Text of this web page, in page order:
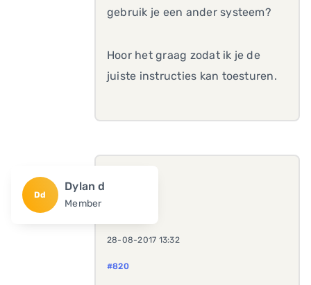
gebruik je een ander systeem?
Hoor het graag zodat ik je de
juiste instructies kan toesturen.
Dd
Dylan d
Member
28-08-2017 13:32
#820